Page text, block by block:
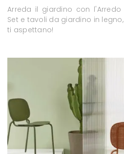
Arreda il giardino con l'Arredo
Set e tavoli da giardino in
ti aspettano!